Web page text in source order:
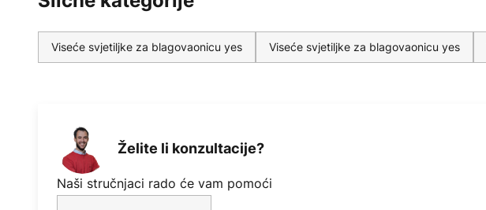
Viseće svjetiljke za blagovaonicu yes Viseće svjetiljke za blagovaonicu yes
Želite li konzultacije?
Naši stručnjaci rado će vam pomoći